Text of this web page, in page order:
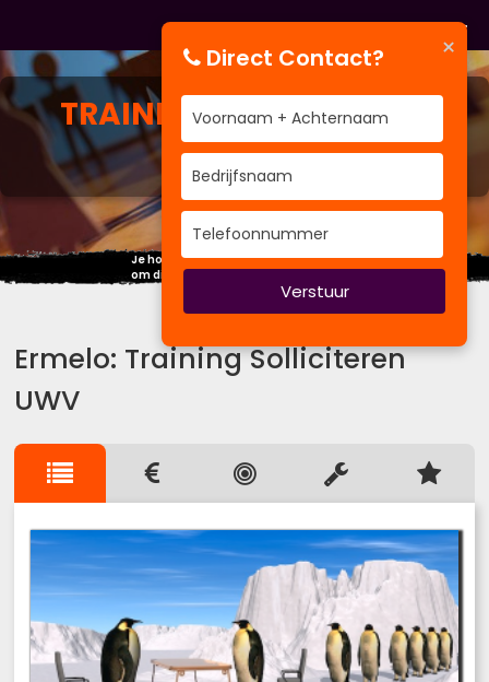
TRAININGSOLLICITEREN
UWV
Je hoeft geen ander mens te worden,
om dingen eens anders aan te pakken.
Ermelo: Training Solliciteren
UWV
×
Direct Contact?
Verstuur